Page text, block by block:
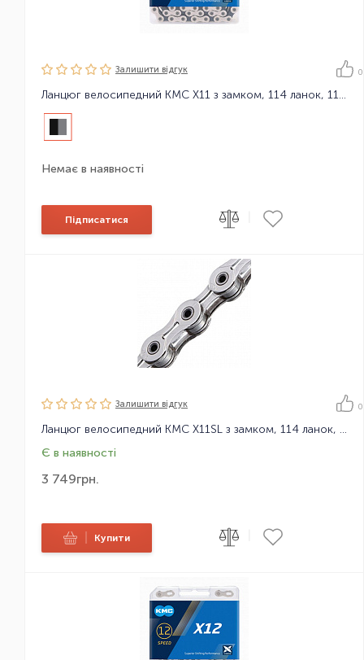
Залишити вiдгук 0
Ланцюг велосипедний KMC X11 з замком, 114 ланок, 11 зірок
Немає в наявності
Підписатися
Залишити вiдгук 0
Ланцюг велосипедний KMC X11SL з замком, 114 ланок, 11 зірок
Є в наявності
3 749грн.
Купити